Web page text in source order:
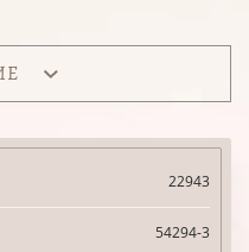
22943
54294-3